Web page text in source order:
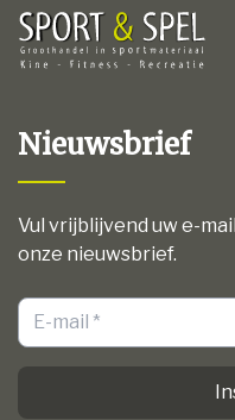
Nieuwsbrief
Vul vrijblijvend uw e-
onze nieuwsbrief.